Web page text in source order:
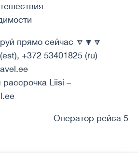
прямо сейчас 🔽🔽🔽
+372 53401825 (ru)
рассрочка Liisi –
Оператор рейса 5